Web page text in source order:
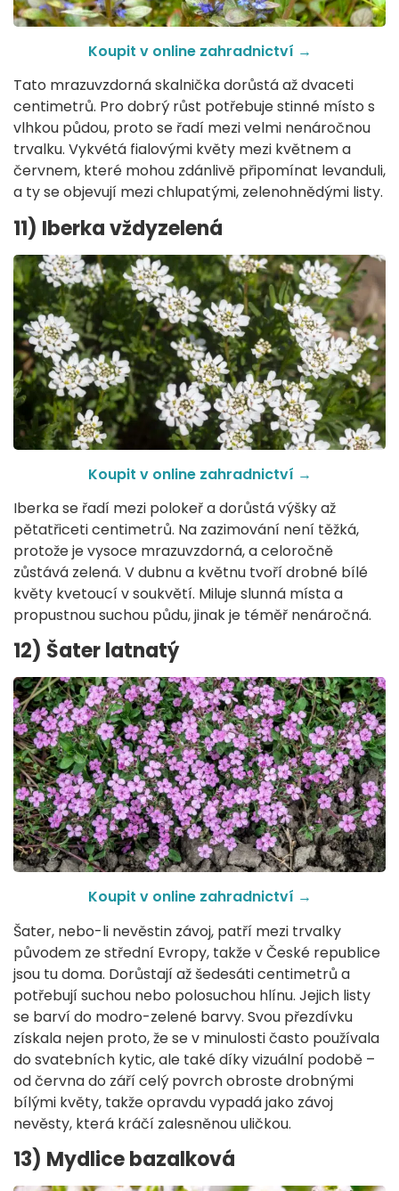
Koupit v online zahradnictví →
Tato mrazuvzdorná skalnička dorůstá až dvaceti
centimetrů. Pro dobrý růst potřebuje stinné místo s
vlhkou půdou, proto se řadí mezi velmi nenáročnou
trvalku. Vykvétá fialovými květy mezi květnem a
červnem, které mohou zdánlivě připomínat levanduli,
a ty se objevují mezi chlupatými, zelenohnědými listy.
11) Iberka vždyzelená
Koupit v online zahradnictví →
Iberka se řadí mezi polokeř a dorůstá výšky až
pětatřiceti centimetrů. Na zazimování není těžká,
protože je vysoce mrazuvzdorná, a celoročně
zůstává zelená. V dubnu a květnu tvoří drobné bílé
květy kvetoucí v soukvětí. Miluje slunná místa a
propustnou suchou půdu, jinak je téměř nenáročná.
12) Šater latnatý
Koupit v online zahradnictví →
Šater, nebo-li nevěstin závoj, patří mezi trvalky
původem ze střední Evropy, takže v České republice
jsou tu doma. Dorůstají až šedesáti centimetrů a
potřebují suchou nebo polosuchou hlínu. Jejich listy
se barví do modro-zelené barvy. Svou přezdívku
získala nejen proto, že se v minulosti často používala
do svatebních kytic, ale také díky vizuální podobě –
od června do září celý povrch obroste drobnými
bílými květy, takže opravdu vypadá jako závoj
nevěsty, která kráčí zalesněnou uličkou.
13) Mydlice bazalková